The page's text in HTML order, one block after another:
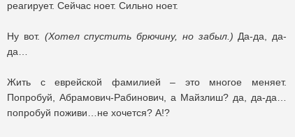
реагирует. Сейчас ноет. Сильно ноет.
Ну вот. (Хотел спустить брючину, но забыл.) Да-да, да-
да…
Жить с еврейской фамилией – это многое меняет.
Попробуй, Абрамович-Рабинович, а Майзлиш? да, да-да…
попробуй поживи…не хочется? А!?